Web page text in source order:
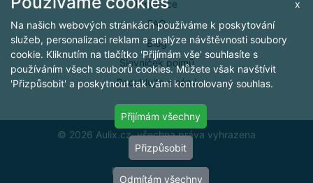
Inspirace
FAQ
Blog
Slovníček pojmů
Recyklujte s námi
© 2026 Aulix.cz, všechna práva vyhrazena
Cookies
FlexiShop byarit.cz
x
Na našich webových stránkách používáme k poskytování
služeb, personalizaci reklam a analýze návštěvnosti soubory
cookie. Kliknutím na tlačítko 'Přijímám vše' souhlasíte s
používáním všech souborů cookies. Můžete však navštívit
'Přizpůsobit' a poskytnout tak vámi kontrolovaný souhlas.
Přijímám všechny
Přizpůsobit
Odmítám všechny